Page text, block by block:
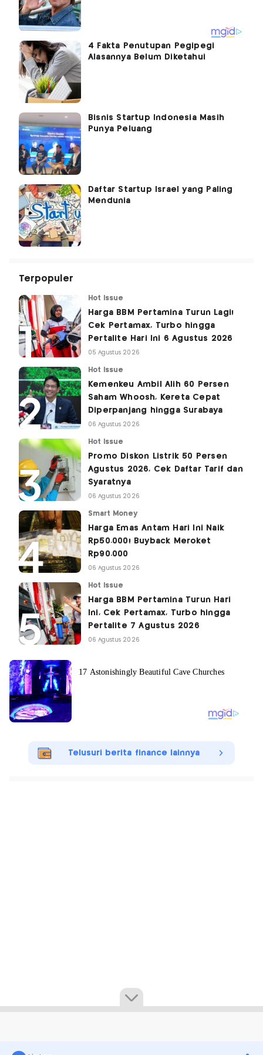
4 Fakta Penutupan Pegipegi
Alasannya Belum Diketahui
Bisnis Startup Indonesia Masih
Punya Peluang
Daftar Startup Israel yang Paling
Mendunia
Terpopuler
Hot Issue
Harga BBM Pertamina Turun Lagi!
Cek Pertamax, Turbo hingga
Pertalite Hari Ini 6 Agustus 2026
05 Agustus 2026
Hot Issue
Kemenkeu Ambil Alih 60 Persen
Saham Whoosh, Kereta Cepat
Diperpanjang hingga Surabaya
06 Agustus 2026
Hot Issue
Promo Diskon Listrik 50 Persen
Agustus 2026, Cek Daftar Tarif dan
Syaratnya
06 Agustus 2026
Smart Money
Harga Emas Antam Hari Ini Naik
Rp50.000! Buyback Meroket
Rp90.000
06 Agustus 2026
Hot Issue
Harga BBM Pertamina Turun Hari
Ini, Cek Pertamax, Turbo hingga
Pertalite 7 Agustus 2026
06 Agustus 2026
Telusuri berita finance lainnya